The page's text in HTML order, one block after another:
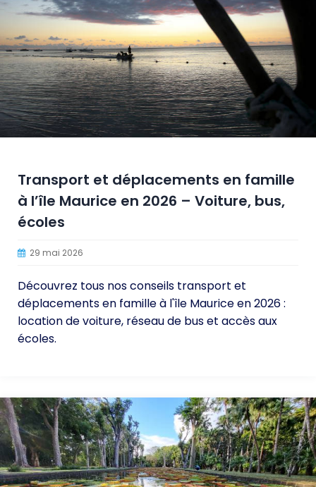
Transport et déplacements en famille
à l’île Maurice en 2026 – Voiture, bus,
écoles
29 mai 2026
Découvrez tous nos conseils transport et
déplacements en famille à l'île Maurice en 2026 :
location de voiture, réseau de bus et accès aux
écoles.